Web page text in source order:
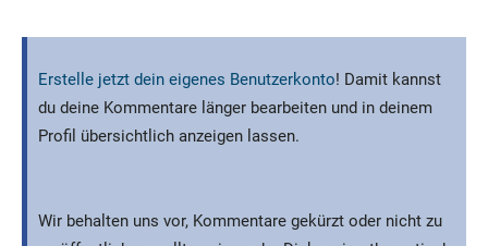
Erstelle jetzt dein eigenes Benutzerkonto! Damit kannst
du deine Kommentare länger bearbeiten und in deinem
Profil übersichtlich anzeigen lassen.
Wir behalten uns vor, Kommentare gekürzt oder nicht zu